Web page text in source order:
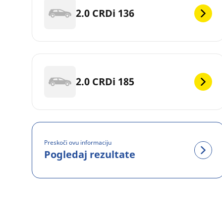
2.0 CRDi 136
2.0 CRDi 185
Preskoči ovu informaciju
Pogledaj rezultate